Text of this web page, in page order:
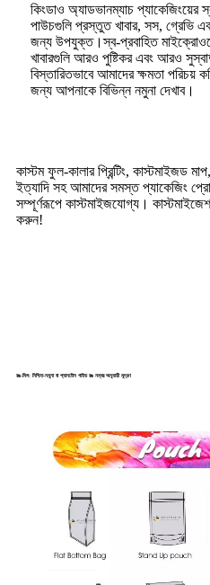
কিংডাও অ্যাডভানম্যাচ প্যাকেজিংয়ের
পাউচগুলি প্রস্তুত খাবার, সস, গ্রেভি
জন্য উপযুক্ত।স্ব-প্রবাহিত
খাবারগুলি আরও পুষ্টিকর এবং আরও
বিস্তারিতভাবে আমাদের ক্ষমতা পরিচয়
জন্য আপনাকে বিভিন্ন নমুনা দেখাব।
কাস্টম ফুল-কালার প্রিন্টিং, কাস্টমাইজড
ইত্যাদি সহ আমাদের সমস্ত প্যাকেজিং
সম্পূর্ণরূপে কাস্টমাইজযোগ্য।
করুন!
রঙ-মিল: নিশ্চিত-নমুনা বা প্যানটোন গাইড রঙ নম্বর অনুযায়ী মুদ্রণ